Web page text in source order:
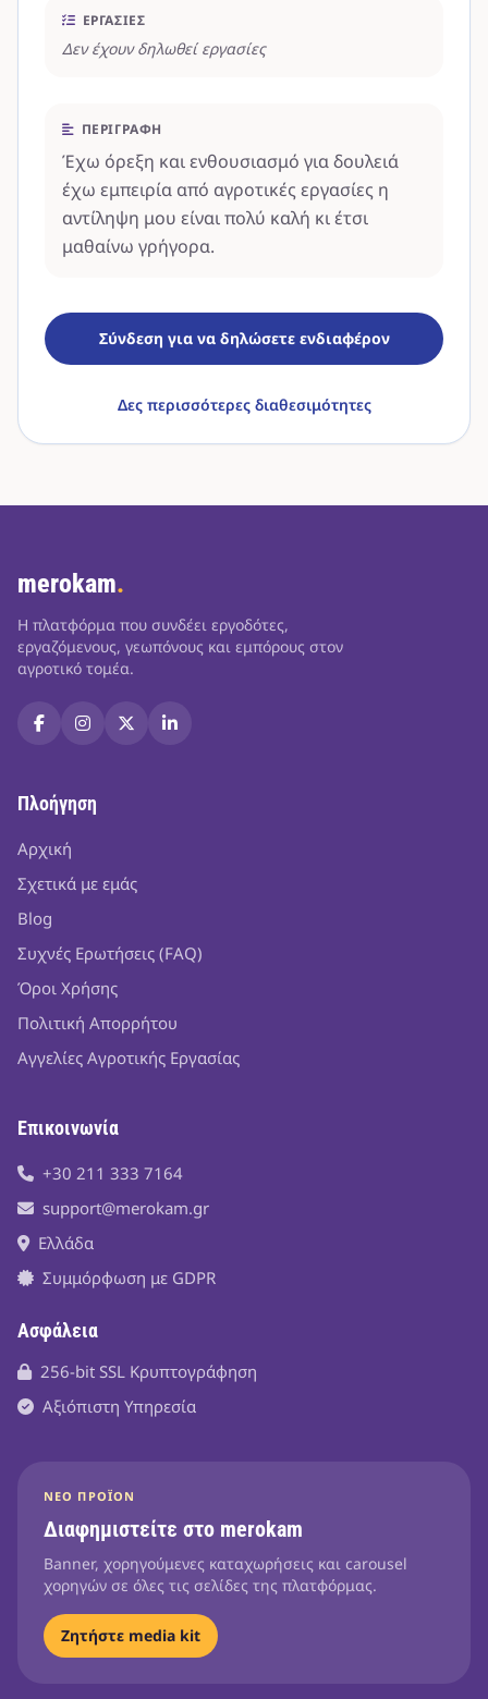
ΕΡΓΑΣΊΕΣ
Δεν έχουν δηλωθεί εργασίες
ΠΕΡΙΓΡΑΦΉ
Έχω όρεξη και ενθουσιασμό για δουλειά
έχω εμπειρία από αγροτικές εργασίες η
αντίληψη μου είναι πολύ καλή κι έτσι
μαθαίνω γρήγορα.
Σύνδεση για να δηλώσετε ενδιαφέρον
Δες περισσότερες διαθεσιμότητες
merokam.
Η πλατφόρμα που συνδέει εργοδότες,
εργαζόμενους, γεωπόνους και εμπόρους στον
αγροτικό τομέα.
Πλοήγηση
Αρχική
Σχετικά με εμάς
Blog
Συχνές Ερωτήσεις (FAQ)
Όροι Χρήσης
Πολιτική Απορρήτου
Αγγελίες Αγροτικής Εργασίας
Επικοινωνία
+30 211 333 7164
support@merokam.gr
Ελλάδα
Συμμόρφωση με GDPR
Ασφάλεια
256-bit SSL Κρυπτογράφηση
Αξιόπιστη Υπηρεσία
ΝΈΟ ΠΡΟΪΌΝ
Διαφημιστείτε στο merokam
Banner, χορηγούμενες καταχωρήσεις και carousel
χορηγών σε όλες τις σελίδες της πλατφόρμας.
Ζητήστε media kit